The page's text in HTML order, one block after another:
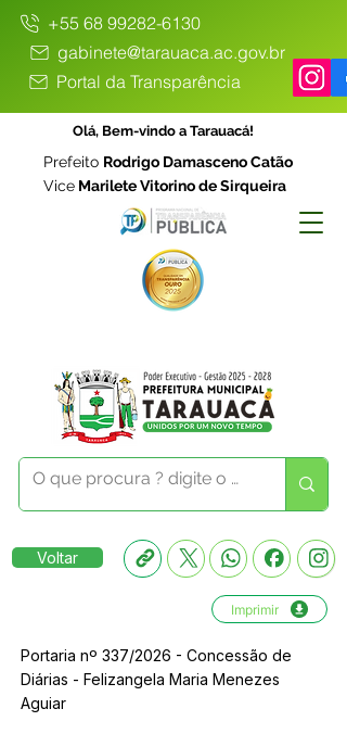
+55 68 99282-6130
gabinete@tarauaca.ac.gov.br
Portal da Transparência
Olá, Bem-vindo a Tarauacá!
Prefeito Rodrigo Damasceno Catão
Vice Marilete Vitorino de Sirqueira
Voltar
Imprimir
Portaria nº 337/2026 - Concessão de
Diárias - Felizangela Maria Menezes
Aguiar